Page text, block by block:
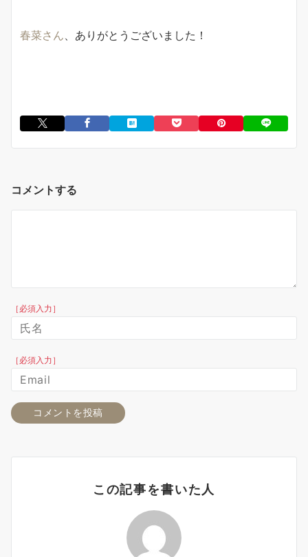
春菜さん 、ありがとうございました！
コメントする
［必須入力］
［必須入力］
この記事を書いた人